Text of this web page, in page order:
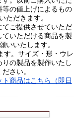
の値上げによるもの
ただきます。
ご提供させていただ
いただける商品を製
いいたします。
す。サイズ・形・ウレ
の製品を製作いたし
さい。
ト商品はこちら（即日